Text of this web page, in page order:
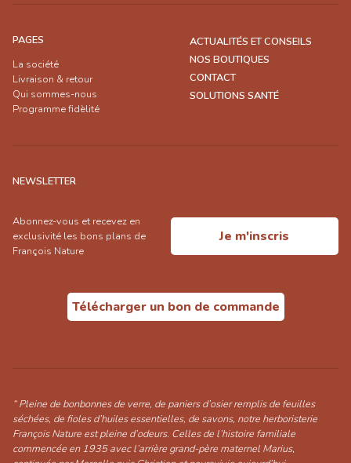
PAGES
La société
Livraison & retour
Qui sommes-nous
Programme fidèlité
ACTUALITÉS ET CONSEILS
NOS BOUTIQUES
CONTACT
SOLUTIONS SANTÉ
NEWSLETTER
Abonnez-vous et recevez en
exclusivité les bons plans de
François Nature
Je m'inscris
Télécharger un bon de commande
“ Pleine de bonbonnes de verre, de paniers d’osier remplis de feuilles
séchées, de fioles d’huiles essentielles, de savons, notre herboristerie
François Nature est pleine d’odeurs. Celles de l’histoire familiale
commencée en 1935 avec l’arrière grand-père maternel Marius,